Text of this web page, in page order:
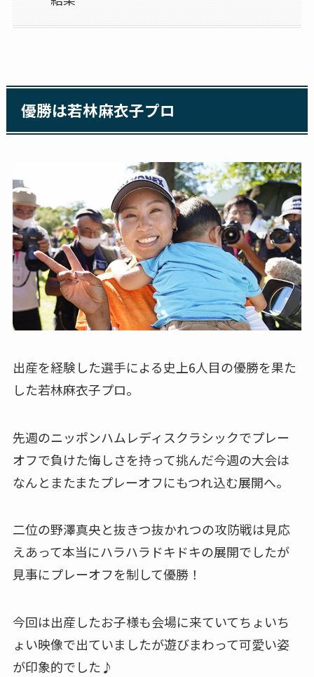
優勝は若林麻衣子プロ
出産を経験した選手による史上6人目の優勝を果た
した若林麻衣子プロ。
先週のニッポンハムレディスクラシックでプレー
オフで負けた悔しさを持って挑んだ今週の大会は
なんとまたまたプレーオフにもつれ込む展開へ。
二位の野澤真央と抜きつ抜かれつの攻防戦は見応
えあって本当にハラハラドキドキの展開でしたが
見事にプレーオフを制して優勝！
今回は出産したお子様も会場に来ていてちょいち
ょい映像で出ていましたが遊びまわって可愛い姿
が印象的でした♪